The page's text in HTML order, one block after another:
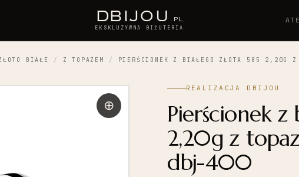
DBIJOU .PL
EKSKLUZYWNA BIŻUTERIA
BIAŁE / Z TOPAZEM / PIERŚCIONEK Z BIAŁEGO ZŁOTA 585 2,20G
REALIZACJA DBIJOU
Pierścionek z
2,20g z
dbj-400